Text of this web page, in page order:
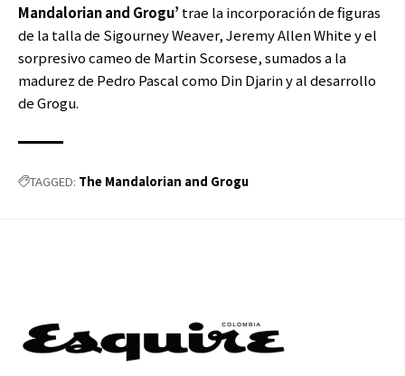
Mandalorian and Grogu’ trae la incorporación de figuras
de la talla de Sigourney Weaver, Jeremy Allen White y el
sorpresivo cameo de Martin Scorsese, sumados a la
madurez de Pedro Pascal como Din Djarin y al desarrollo
de Grogu.
TAGGED: The Mandalorian and Grogu